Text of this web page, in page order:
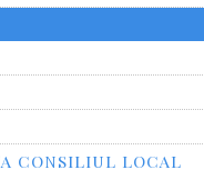
CONSILIUL LOCAL